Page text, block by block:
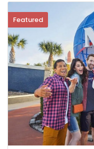
Featured